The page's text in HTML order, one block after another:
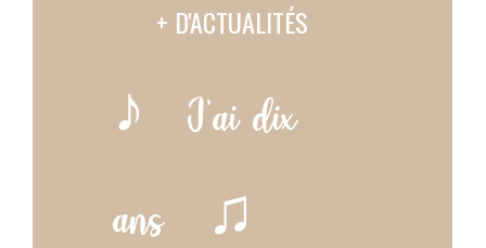
+ D'ACTUALITÉS
♪
J'ai dix
ans
♫